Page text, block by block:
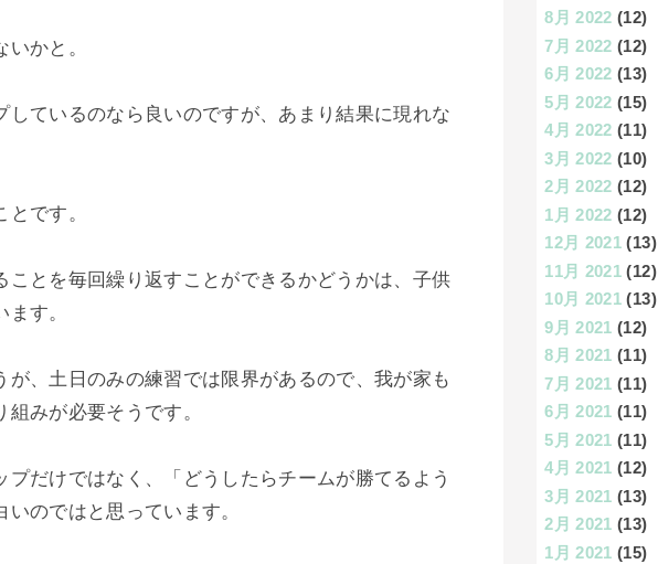
かと。
ているのなら良いのですが、あまり結果に現れな
です。
とを毎回繰り返すことができるかどうかは、子供
す。
、土日のみの練習では限界があるので、我が家も
みが必要そうです。
だけではなく、「どうしたらチームが勝てるよう
のではと思っています。
8月 2022 (12)
7月 2022 (12)
6月 2022 (13)
5月 2022 (15)
4月 2022 (11)
3月 2022 (10)
2月 2022 (12)
1月 2022 (12)
12月 2021 (13)
11月 2021 (12)
10月 2021 (13)
9月 2021 (12)
8月 2021 (11)
7月 2021 (11)
6月 2021 (11)
5月 2021 (11)
4月 2021 (12)
3月 2021 (13)
2月 2021 (13)
1月 2021 (15)